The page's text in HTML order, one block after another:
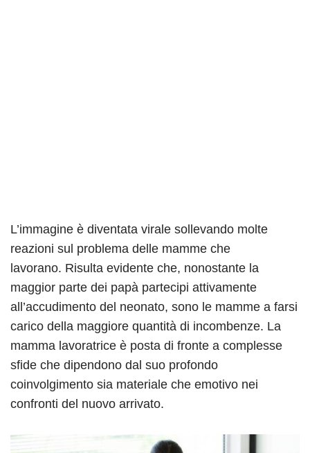
L’immagine è diventata virale sollevando molte
reazioni sul problema delle mamme che
lavorano. Risulta evidente che, nonostante la
maggior parte dei papà partecipi attivamente
all’accudimento del neonato, sono le mamme a farsi
carico della maggiore quantità di incombenze. La
mamma lavoratrice è posta di fronte a complesse
sfide che dipendono dal suo profondo
coinvolgimento sia materiale che emotivo nei
confronti del nuovo arrivato.